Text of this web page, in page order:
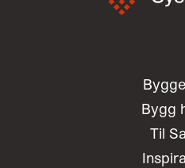
Bygg
Til